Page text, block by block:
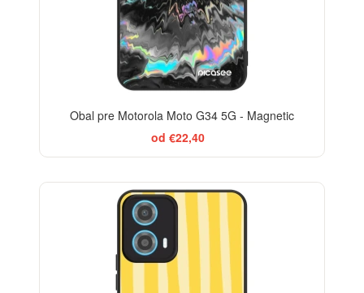
Obal pre Motorola Moto G34 5G - Magnetic
od €22,40